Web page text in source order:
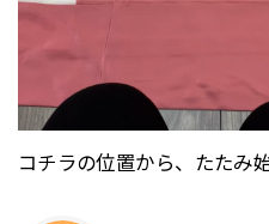
コチラの位置から、たたみ始